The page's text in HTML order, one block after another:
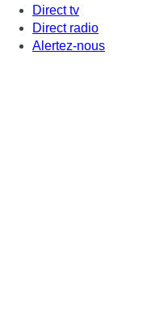
Direct tv
Direct radio
Alertez-nous